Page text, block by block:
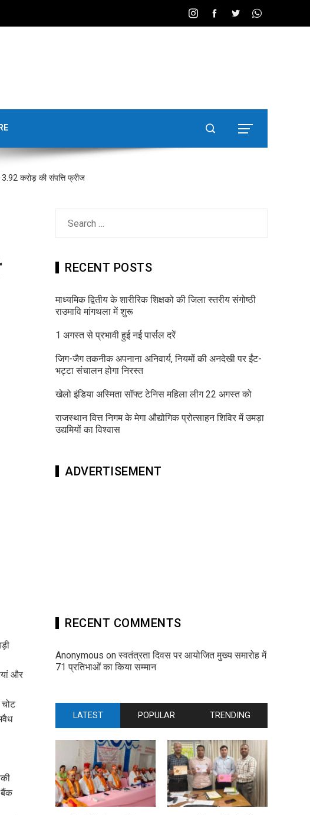
3.92 करोड़ की संपत्ति फ्रीज
और
बैंक
RECENT POSTS
माध्यमिक द्वितीय के शारीरिक शिक्षको की जिला स्तरीय संगोष्ठी
राउमावि मांगथला में शुरू
1 अगस्त से प्रभावी हुई नई पार्सल दरें
जिग-जैग तकनीक अपनाना अनिवार्य, नियमों की अनदेखी पर ईंट-
भट्टा संचालन होगा निरस्त
खेलो इंडिया अस्मिता सॉफ्ट टेनिस महिला लीग 22 अगस्त को
राजस्थान वित्त निगम के मेगा औद्योगिक प्रोत्साहन शिविर में उमड़ा
उद्यमियों का विश्वास
ADVERTISEMENT
RECENT COMMENTS
Anonymous onस्वतंत्रता दिवस पर आयोजित मुख्य समारोह में
71 प्रतिभाओं का किया सम्मान
LATEST POPULAR TRENDING